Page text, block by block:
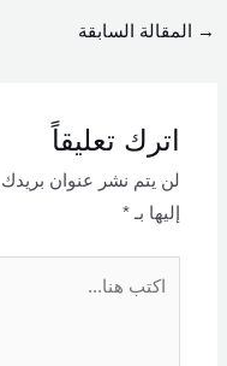
→ المقالة السابقة
اترك تعليقاً
لن يتم نشر عنوان بريدك
إليها بـ*